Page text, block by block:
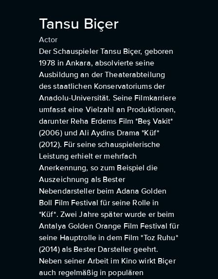
Tansu Biçer
Actor
Der Schauspieler Tansu Biçer, geboren
1978 in Ankara, absolvierte seine
Ausbildung an der Theaterabteilung
des staatlichen Konservatoriums der
Anadolu-Universität. Seine Filmkarriere
umfasst eine Vielzahl an Produktionen,
darunter Reha Erdems Film *Beş Vakit*
(2006) und Ali Aydins Drama *Küf*
(2012). Für seine schauspielerische
Leistung erhielt er mehrfach
Anerkennung, so zum Beispiel die
Auszeichnung als Bester
Nebendarsteller beim Adana Golden
Boll Film Festival für seine Rolle in
*Küf*. Zwei Jahre später wurde er beim
Antalya Golden Orange Film Festival für
seine Hauptrolle in dem Film *Toz Ruhu*
(2014) als Bester Darsteller geehrt.
Neben seiner Arbeit im Kino wirkt Biçer
auch regelmäßig in populären